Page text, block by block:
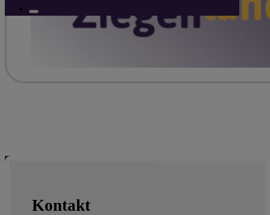
Kontakt